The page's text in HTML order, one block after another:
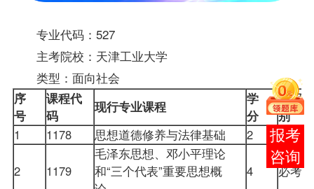
专业代码：527
主考院校：天津工业大学
类型：面向社会
序
号
课程代
码
现行专业课程
学
分
课程类
别
1
1178 思想道德修养与法律基础 2 必考
2 1179
毛泽东思想、邓小平理论
和“三个代表”重要思想概
4 必考
报考
咨询